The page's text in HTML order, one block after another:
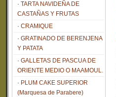
TARTA NAVIDEÑA DE
CASTAÑAS Y FRUTAS
CRAMIQUE
GRATINADO DE BERENJENA
Y PATATA
GALLETAS DE PASCUA DE
ORIENTE MEDIO O MAAMOUL.
PLUM CAKE SUPERIOR
(Marquesa de Parabere)